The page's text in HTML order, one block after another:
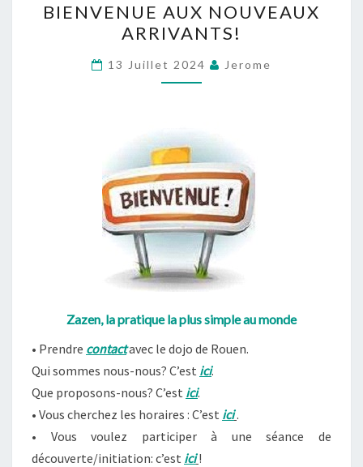
AUX
NOUVEAUX
ARRIVANTS!
BIENVENUE AUX NOUVEAUX
ARRIVANTS!
13 Juillet 2024 Jerome
Zazen, la pratique la plus simple au monde
• Prendre contactavec le dojo de Rouen.
Qui sommes nous-nous? C’est ici.
Que proposons-nous? C’est ici.
• Vous cherchez les horaires : C’est ici.
• Vous voulez participer à une séance de
découverte/initiation: c’est ici !